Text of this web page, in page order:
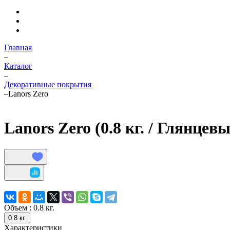
Главная
–
Каталог
–
Декоративные покрытия
–Lanors Zero
Lanors Zero (0.8 кг. /
Объем : 0.8 кг.
0.8 кг.
Характеристики